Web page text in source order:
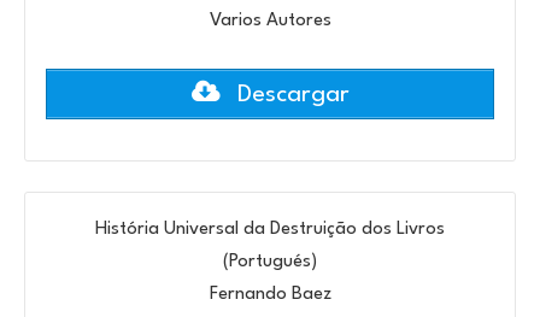
Varios Autores
Descargar
História Universal da Destruição dos Livros
(Portugués)
Fernando Baez